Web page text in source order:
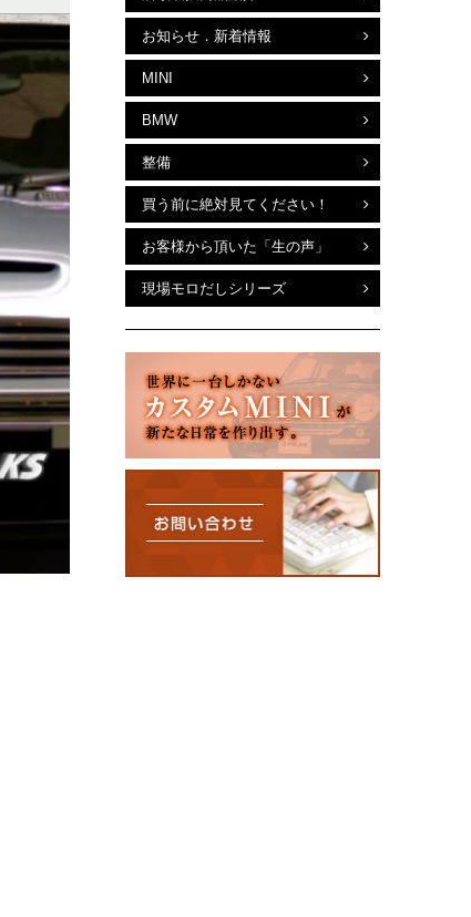
お知らせ．新着情報
MINI
BMW
整備
買う前に絶対見てください！
お客様から頂いた「生の声」
現場モロだしシリーズ